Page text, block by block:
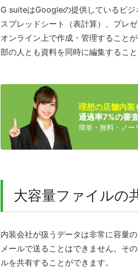
G suiteはGoogleの提供しているビジ
スプレッドシート（表計算）、プレ
オンライン上で作成・管理すること
部の人とも資料を同時に編集すること
理想の店舗内装
通過率7%の審
簡単・無料・ノー
大容量ファイルの
内装会社が扱うデータは非常に容量
メールで送ることはできません。そ
ルを共有することができます。